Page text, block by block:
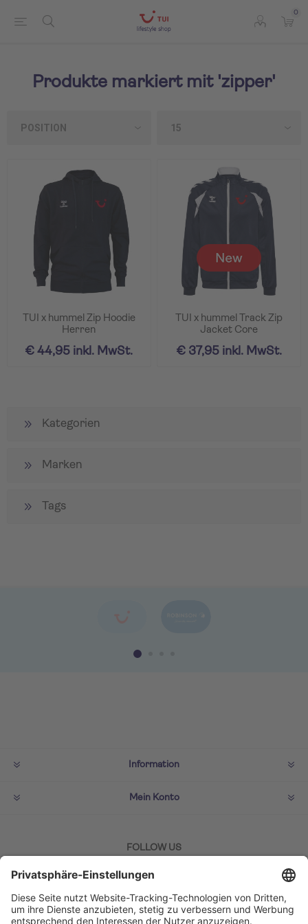
0
Produkte markiert mit 'zipper'
TUI x hummel Zip Hoodie
Herren
€ 44,95 inkl. MwSt.
TUI x hummel Track Zip
Jacket Core
€ 37,95 inkl. MwSt.
Kategorien
Marken
Tags
Information
Mein Konto
FOLLOW US
ZAHLMETHODEN